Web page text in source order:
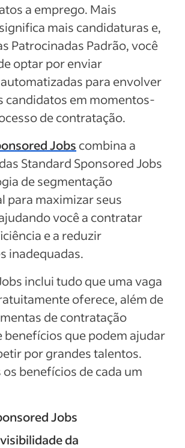
a emprego. Mais
mais candidaturas e,
Patrocinadas Padrão, você
optar por enviar
para envolver
candidatos em momentos-
de contratação.
Jobs combina a
Standard Sponsored Jobs
de segmentação
para maximizar seus
você a contratar
e a reduzir
inadequadas.
inclui tudo que uma vaga
oferece, além de
de contratação
benefícios que podem ajudar
por grandes talentos.
benefícios de cada um
Jobs
da